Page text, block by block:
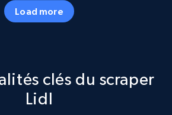
Reviews count, and
Load more
clés du scraper
Lidl